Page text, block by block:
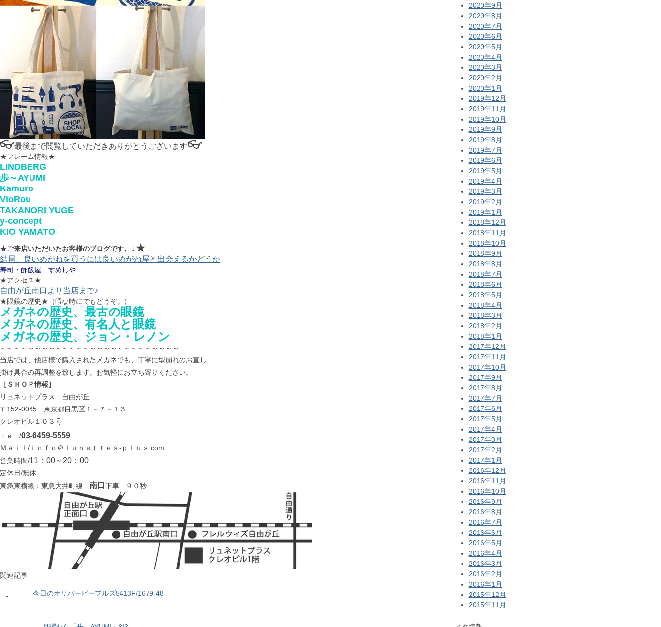
👓最後まで閲覧していただきありがとうございます👓
★フレーム情報★
LINDBERG
歩～AYUMI
Kamuro
VioRou
TAKANORI YUGE
y-concept
KIO YAMATO
★ご来店いただいたお客様のブログです。 ↓★
結局、良いめがねを買うには良いめがね屋と出会えるかどうか
寿司・酢飯屋 すめしや
★アクセス★
自由が丘南口より当店まで♪
★眼鏡の歴史★（暇な時にでもどうぞ。）
メガネの歴史、最古の眼鏡
メガネの歴史、有名人と眼鏡
メガネの歴史、ジョン・レノン
～～～～～～～～～～～～～～～～～～～～～～～～～～
当店では、他店様で購入されたメガネでも、丁寧に型崩れのお直し
掛け具合の再調整を致します。お気軽にお立ち寄りください。
［ＳＨＯＰ情報］
リュネットプラス 自由が丘
〒152-0035 東京都目黒区１－７－１３
クレオビル１０３号
Ｔｅｌ/03-6459-5559
Ｍａｉｌ/ｉｎｆｏ＠ｌｕｎｅｔｔｅｓ-ｐｌｕｓ.com
営業時間/11：00～20：00
定休日/無休
東急東横線：東急大井町線 南口 下車 ９０秒
関連記事
今日のオリバーピープルズ5413F/1679-48
2020年9月
2020年8月
2020年7月
2020年6月
2020年5月
2020年4月
2020年3月
2020年2月
2020年1月
2019年12月
2019年11月
2019年10月
2019年9月
2019年8月
2019年7月
2019年6月
2019年5月
2019年4月
2019年3月
2019年2月
2019年1月
2018年12月
2018年11月
2018年10月
2018年9月
2018年8月
2018年7月
2018年6月
2018年5月
2018年4月
2018年3月
2018年2月
2018年1月
2017年12月
2017年11月
2017年10月
2017年9月
2017年8月
2017年7月
2017年6月
2017年5月
2017年4月
2017年3月
2017年2月
2017年1月
2016年12月
2016年11月
2016年10月
2016年9月
2016年8月
2016年7月
2016年6月
2016年5月
2016年4月
2016年3月
2016年2月
2016年1月
2015年12月
2015年11月